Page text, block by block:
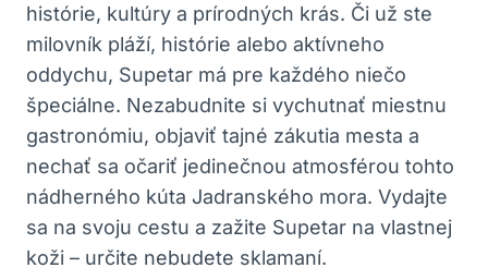
histórie, kultúry a prírodných krás. Či už ste
milovník pláží, histórie alebo aktívneho
oddychu, Supetar má pre každého niečo
špeciálne. Nezabudnite si vychutnať miestnu
gastronómiu, objaviť tajné zákutia mesta a
nechať sa očariť jedinečnou atmosférou tohto
nádherného kúta Jadranského mora. Vydajte
sa na svoju cestu a zažite Supetar na vlastnej
koži – určite nebudete sklamaní.